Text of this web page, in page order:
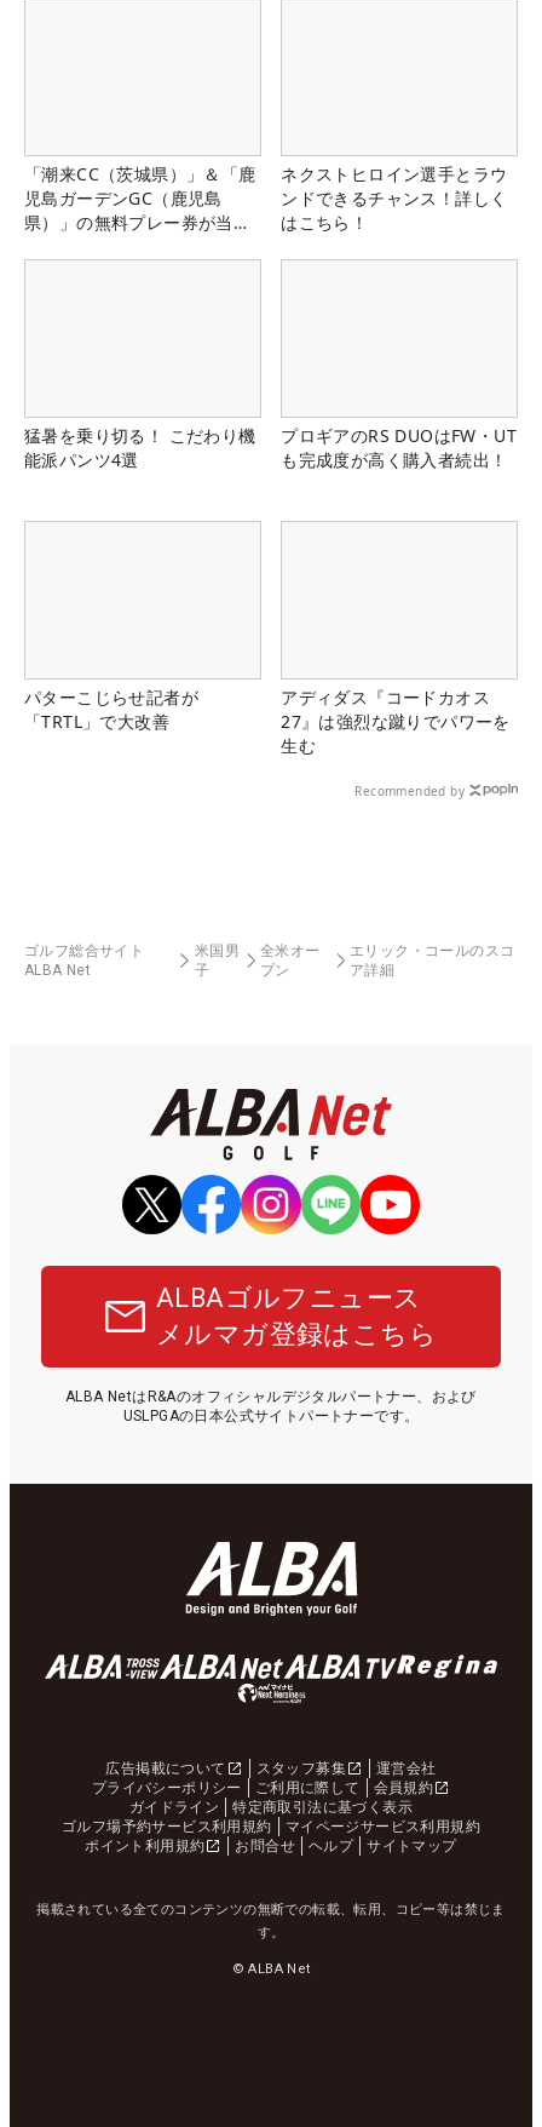
「潮来CC（茨城県）」＆「鹿
児島ガーデンGC（鹿児島
県）」の無料プレー券が当た
ネクストヒロイン選手とラウ
ンドできるチャンス！詳しく
はこちら！
猛暑を乗り切る！ こだわり機
能派パンツ4選
プロギアのRS DUOはFW・UT
も完成度が高く購入者続出！
パターこじらせ記者が
「TRTL」で大改善
アディダス『コードカオス
27』は強烈な蹴りでパワーを
生む
Recommended by
ゴルフ総合サイト
ALBA Net
米国男
子
全米オー
プン
エリック・コールのスコ
ア詳細
ALBAゴルフニュース
メルマガ登録はこちら
ALBA NetはR&Aのオフィシャルデジタルパートナー、および
USLPGAの日本公式サイトパートナーです。
広告掲載について スタッフ募集
運営会社
プライバシーポリシー
ご利用に際して
会員規約
ガイドライン
特定商取引法に基づく表示
ゴルフ場予約サービス利用規約
マイページサービス利用規約
ポイント利用規約
お問合せ ヘルプ サイトマップ
掲載されている全てのコンテンツの無断での転載、転用、コピー等は禁じま
す。
© ALBA Net